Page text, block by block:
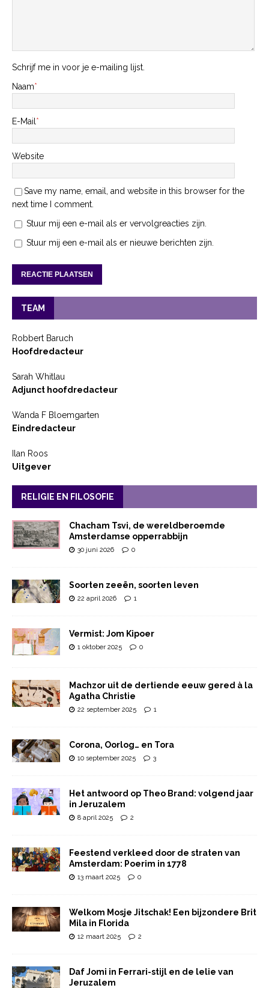
Schrijf me in voor je e-mailing lijst.
Naam*
E-Mail *
Website
Save my name, email, and website in this browser for the
next time I comment.
Stuur mij een e-mail als er vervolgreacties zijn.
Stuur mij een e-mail als er nieuwe berichten zijn.
TEAM
Robbert Baruch
Hoofdredacteur
Sarah Whitlau
Adjunct hoofdredacteur
Wanda F Bloemgarten
Eindredacteur
Ilan Roos
Uitgever
RELIGIE EN FILOSOFIE
Chacham Tsvi, de wereldberoemde
Amsterdamse opperrabbijn
30 juni 2026 0
Soorten zeeën, soorten leven
22 april 2026 1
Vermist: Jom Kipoer
1 oktober 2025 0
Machzor uit de dertiende eeuw gered à la
Agatha Christie
22 september 2025 1
Corona, Oorlog… en Tora
10 september 2025 3
Het antwoord op Theo Brand: volgend jaar
in Jeruzalem
8 april 2025 2
Feestend verkleed door de straten van
Amsterdam: Poerim in 1778
13 maart 2025 0
Welkom Mosje Jitschak! Een bijzondere Brit
Mila in Florida
12 maart 2025 2
Daf Jomi in Ferrari-stijl en de lelie van
Jeruzalem